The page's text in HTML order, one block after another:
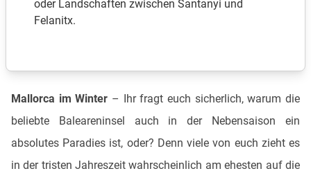
oder Landschaften zwischen Santanyi und
Felanitx.
Mallorca im Winter – Ihr fragt euch sicherlich, warum die
beliebte Baleareninsel auch in der Nebensaison ein
absolutes Paradies ist, oder? Denn viele von euch zieht es
in der tristen Jahreszeit wahrscheinlich am ehesten auf die